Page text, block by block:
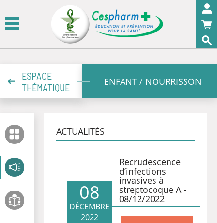
OK
ESPACE
THÉMATIQUE
ENFANT / NOURRISSON
ACTUALITÉS
Recrudescence
d’infections
invasives à
streptocoque A -
08/12/2022
08
DÉCEMBRE
2022